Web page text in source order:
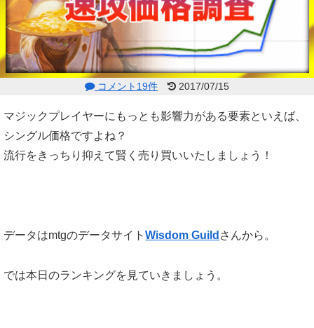
コメント19件 2017/07/15
マジックプレイヤーにもっとも影響力がある要素といえば、
シングル価格ですよね？
流行をきっちり抑えて賢く売り買いいたしましょう！
データはmtgのデータサイトWisdom Guild さんから。
では本日のランキングを見ていきましょう。